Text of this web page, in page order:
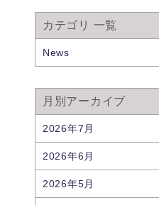
カテゴリ 一覧
News
月別アーカイブ
2026年7月
2026年6月
2026年5月